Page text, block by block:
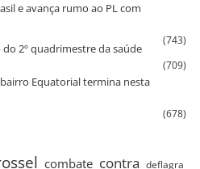
e avança rumo ao PL com
(743)
2º quadrimestre da saúde
(709)
Equatorial termina nesta
(678)
combate contra deflagra